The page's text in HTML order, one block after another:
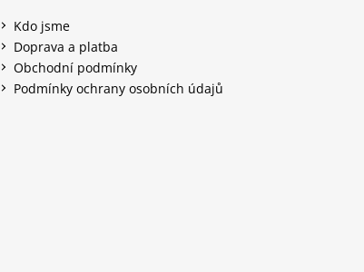
Kdo jsme
Doprava a platba
Obchodní podmínky
Podmínky ochrany osobních údajů